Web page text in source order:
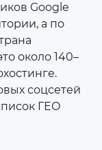
Google
а по
около 140–
соцсетей
ГЕО